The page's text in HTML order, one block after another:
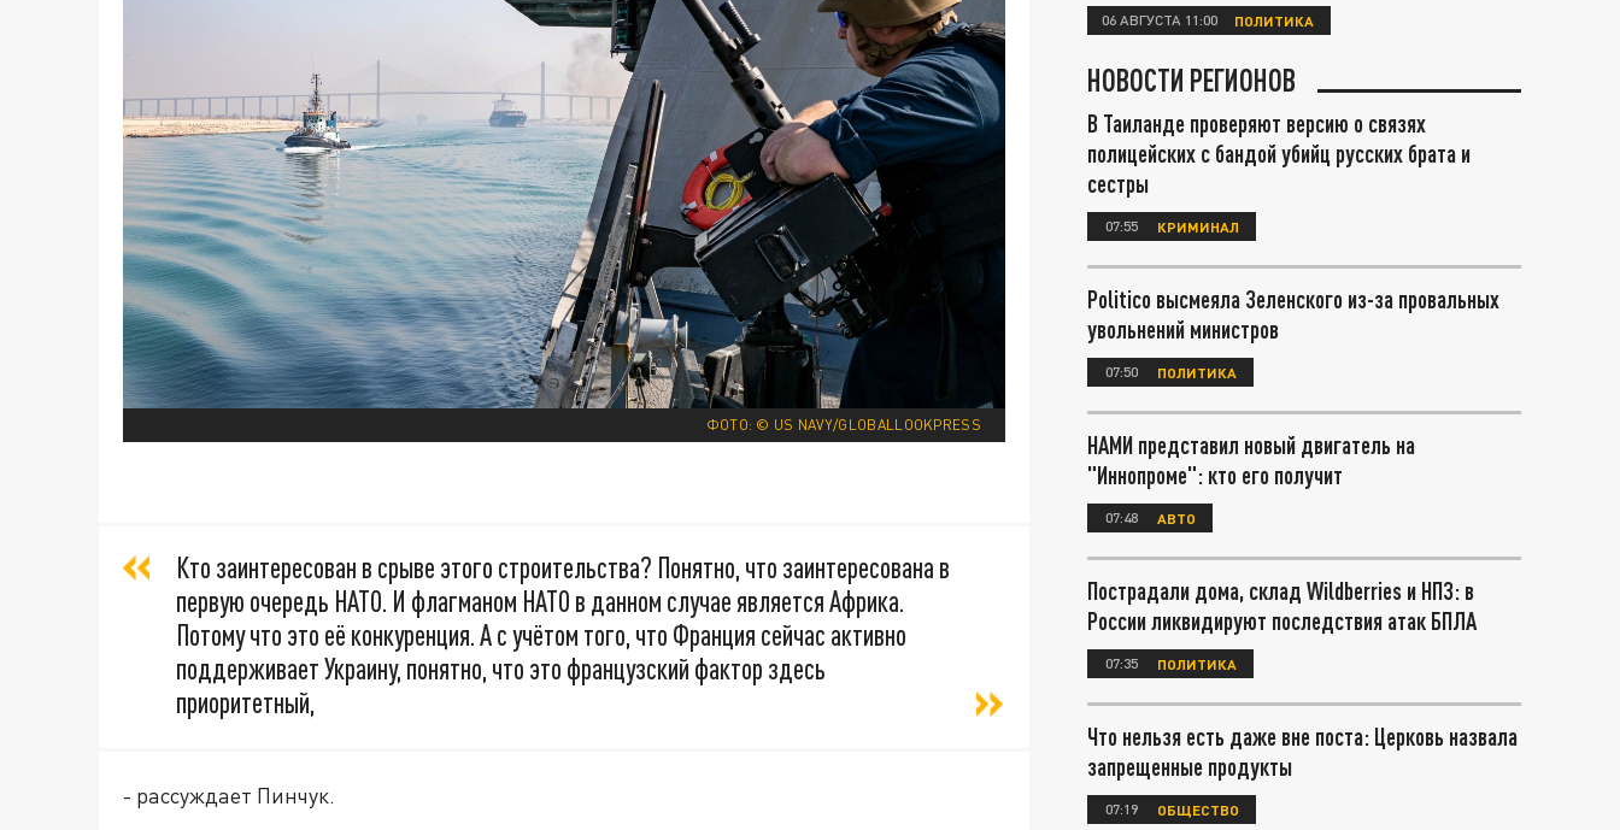
ФОТО: © US NAVY/GLOBALLOOKPRESS
Кто заинтересован в срыве этого строительства? Понятно, что заинтересована в
первую очередь НАТО. И флагманом НАТО в данном случае является Африка.
Потому что это её конкуренция. А с учётом того, что Франция сейчас активно
поддерживает Украину, понятно, что это французский фактор здесь
приоритетный,
- рассуждает Пинчук.
06 АВГУСТА 11:00 ПОЛИТИКА
НОВОСТИ РЕГИОНОВ
В Таиланде проверяют версию о связях
полицейских с бандой убийц русских брата и
сестры
07:55 КРИМИНАЛ
Politico высмеяла Зеленского из-за провальных
увольнений министров
07:50 ПОЛИТИКА
НАМИ представил новый двигатель на
"Иннопроме": кто его получит
07:48 АВТО
Пострадали дома, склад Wildberries и НПЗ: в
России ликвидируют последствия атак БПЛА
07:35 ПОЛИТИКА
Что нельзя есть даже вне поста: Церковь назвала
запрещенные продукты
07:19 ОБЩЕСТВО